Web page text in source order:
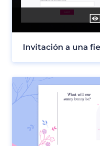
Invitación a una